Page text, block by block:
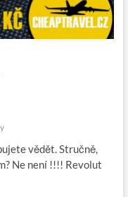
vědět. Stručně,
Ne není !!!! Revolut